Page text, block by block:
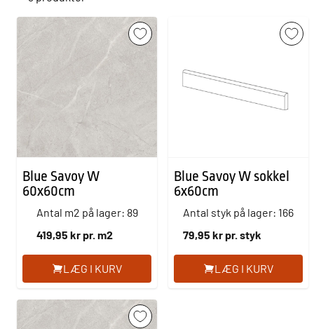
Blue Savoy W
60x60cm
Antal m2 på lager: 89
419,95 kr pr. m2
LÆG I KURV
Blue Savoy W sokkel
6x60cm
Antal styk på lager: 166
79,95 kr pr. styk
LÆG I KURV